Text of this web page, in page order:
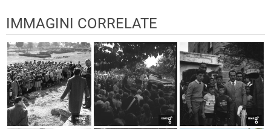
IMMAGINI CORRELATE